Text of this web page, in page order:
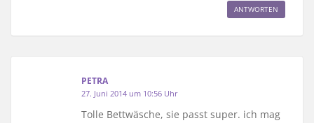
ANTWORTEN
PETRA
27. Juni 2014 um 10:56 Uhr
Tolle Bettwäsche, sie passt super. ich mag